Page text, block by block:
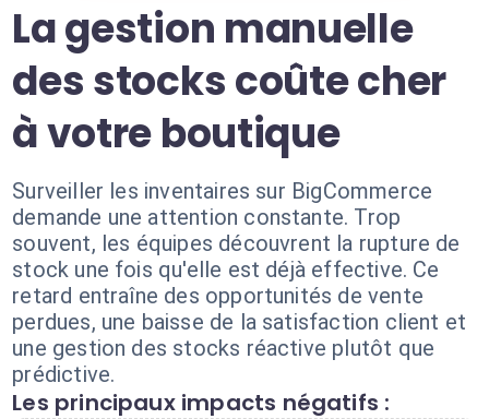
La gestion manuelle
des stocks coûte cher
à votre boutique
Surveiller les inventaires sur BigCommerce
demande une attention constante. Trop
souvent, les équipes découvrent la rupture de
stock une fois qu'elle est déjà effective. Ce
retard entraîne des opportunités de vente
perdues, une baisse de la satisfaction client et
une gestion des stocks réactive plutôt que
prédictive.
Les principaux impacts négatifs :